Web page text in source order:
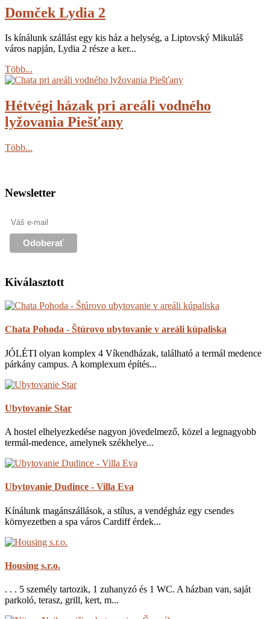
Domček Lydia 2
Is kínálunk szállást egy kis ház a helység, a Liptovský Mikuláš
város napján, Lydia 2 része a ker...
Több...
Hétvégi házak pri areáli vodného
lyžovania Piešťany
Több...
Newsletter
Kiválasztott
Chata Pohoda - Štúrovo ubytovanie v areáli kúpaliska
JÓLÉTI olyan komplex 4 Víkendházak, található a termál medence
párkány campus. A komplexum építés...
Ubytovanie Star
A hostel elhelyezkedése nagyon jövedelmező, közel a legnagyobb
termál-medence, amelynek székhelye...
Ubytovanie Dudince - Villa Eva
Kínálunk magánszállások, a stílus, a vendégház egy csendes
környezetben a spa város Cardiff érdek...
Housing s.r.o.
. . . 5 személy tartozik, 1 zuhanyzó és 1 WC. A házban van, saját
parkoló, terasz, grill, kert, m...